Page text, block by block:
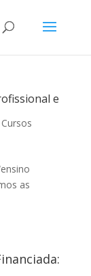
e
Cursos
as